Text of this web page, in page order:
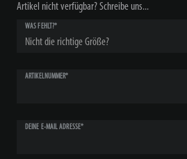
Artikel nicht verfügbar? Schreibe uns...
WAS FEHLT?*
ARTIKELNUMMER*
DEINE E-MAIL ADRESSE*